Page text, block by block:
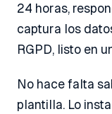
24 horas,
captura los
RGPD, listo en
No hace falta
plantilla. Lo